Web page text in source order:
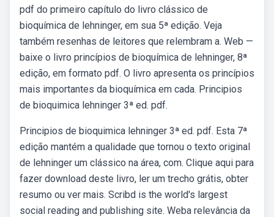
pdf do primeiro capítulo do livro clássico de
bioquímica de lehninger, em sua 5ª edição. Veja
também resenhas de leitores que relembram a. Web —
baixe o livro princípios de bioquímica de lehninger, 8ª
edição, em formato pdf. O livro apresenta os princípios
mais importantes da bioquímica em cada. Principios
de bioquimica lehninger 3ª ed. pdf.
Principios de bioquimica lehninger 3ª ed. pdf. Esta 7ª
edição mantém a qualidade que tornou o texto original
de lehninger um clássico na área, com. Clique aqui para
fazer download deste livro, ler um trecho grátis, obter
resumo ou ver mais. Scribd is the world's largest
social reading and publishing site. Weba relevância da